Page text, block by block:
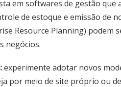
em softwares de gestão que
de estoque e emissão de
Resource Planning) podem
negócios.
experimente adotar novos
por meio de site próprio ou